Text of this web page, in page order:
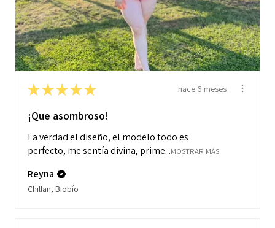
★★★★★ hace 6 meses
¡Que asombroso!
La verdad el diseño, el modelo todo es
perfecto, me sentía divina, prime...MOSTRAR MÁS
Reyna
Chillan, Biobío